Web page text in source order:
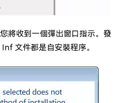
將收到一個彈出窗口指示。發
文件都是自安裝程序。